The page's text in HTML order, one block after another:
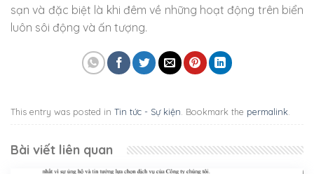
sạn và đặc biệt là khi đêm về những hoạt động trên biển
luôn sôi động và ấn tượng.
This entry was posted in Tin tức - Sự kiện . Bookmark the permalink
Bài viết liên quan